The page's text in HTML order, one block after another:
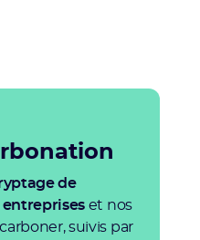
de
entreprises et nos
suivis par